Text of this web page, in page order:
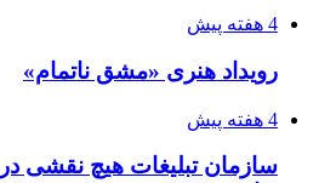
4 هفته پیش
رویداد هنری «مشق ناتمام»
4 هفته پیش
سازمان تبلیغات هیچ نقشی در